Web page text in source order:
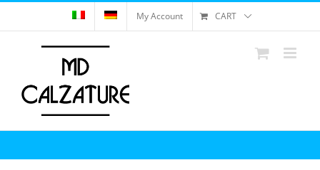
My Account CART